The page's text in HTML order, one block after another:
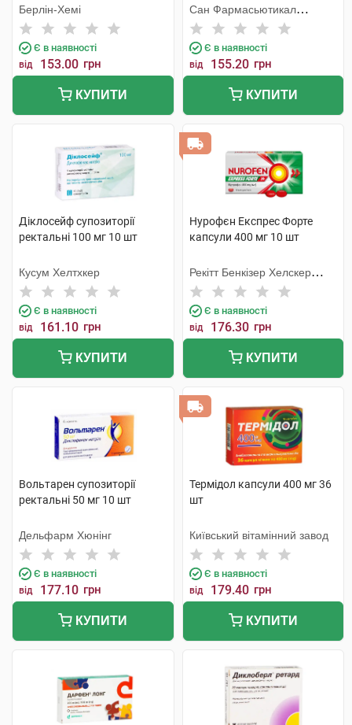
Берлін-Хемі
Є в наявності
від 153.00 грн
КУПИТИ
Сан Фармасьютикал
Індастріз
Є в наявності
від 155.20 грн
КУПИТИ
Діклосейф супозиторії
ректальні 100 мг 10 шт
Кусум Хелтхкер
Є в наявності
від 161.10 грн
КУПИТИ
Нурофєн Експрес Форте
капсули 400 мг 10 шт
Рекітт Бенкізер Хелскер
Інтернешнл
Є в наявності
від 176.30 грн
КУПИТИ
Вольтарен супозиторії
ректальні 50 мг 10 шт
Дельфарм Хюнінг
Є в наявності
від 177.10 грн
КУПИТИ
Термідол капсули 400 мг 36
шт
Київський вітамінний завод
Є в наявності
від 179.40 грн
КУПИТИ